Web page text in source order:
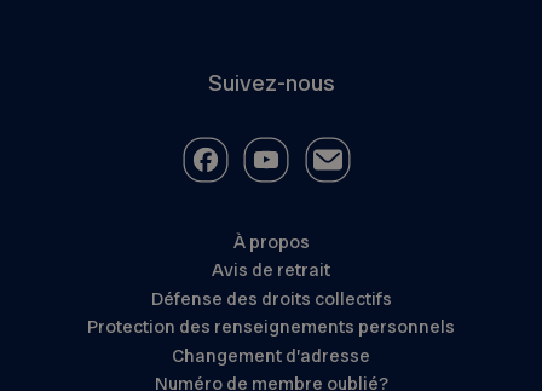
Suivez-nous
À propos
Avis de retrait
Défense des droits collectifs
Protection des renseignements personnels
Changement d’adresse
Numéro de membre oublié?